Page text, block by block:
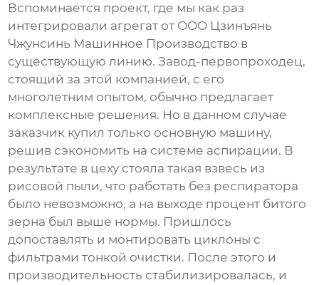
Вспоминается проект, где мы как раз
интегрировали агрегат от ООО Цзинъянь
Чжунсинь Машинное Производство в
существующую линию. Завод-первопроходец,
стоящий за этой компанией, с его
многолетним опытом, обычно предлагает
комплексные решения. Но в данном случае
заказчик купил только основную машину,
решив сэкономить на системе аспирации. В
результате в цеху стояла такая взвесь из
рисовой пыли, что работать без респиратора
было невозможно, а на выходе процент битого
зерна был выше нормы. Пришлось
допоставлять и монтировать циклоны с
фильтрами тонкой очистки. После этого и
производительность стабилизировалась, и